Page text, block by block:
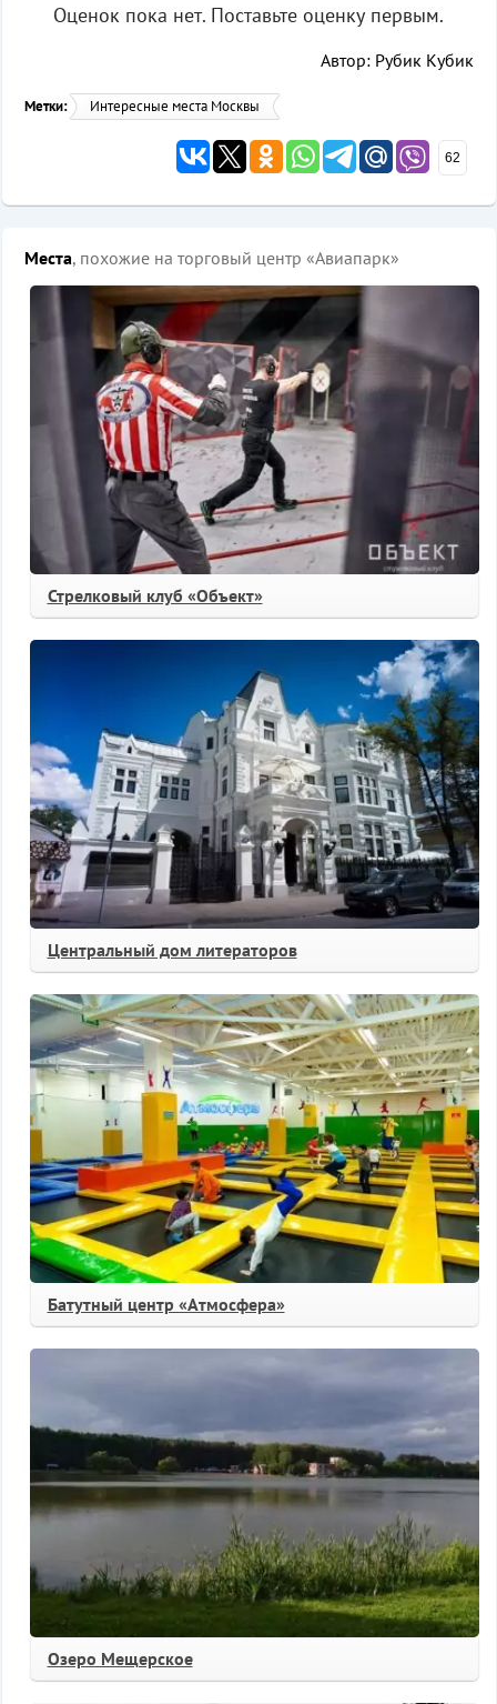
Оценок пока нет. Поставьте оценку первым.
Автор: Рубик Кубик
Метки: Интересные места Москвы
62
Места, похожие на торговый центр «Авиапарк»
Стрелковый клуб «Объект»
Центральный дом литераторов
Батутный центр «Атмосфера»
Озеро Мещерское